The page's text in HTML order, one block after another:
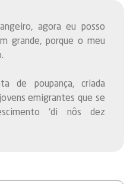
agora eu posso
grande, porque o meu
de poupança, criada
emigrantes que se
‘di nôs dez